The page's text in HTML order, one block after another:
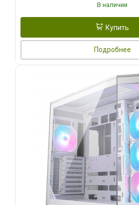
В наличии
Купить
Подробнее